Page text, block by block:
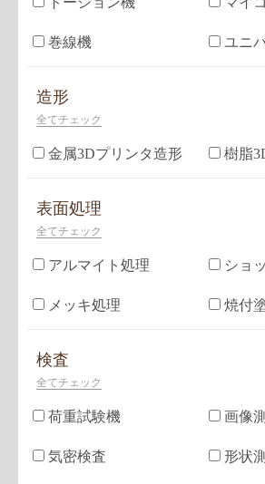
巻線機 ユニ
造形
全てチェック
金属3Dプリンタ造形 樹脂
表面処理
全てチェック
アルマイト処理 ショ
メッキ処理 焼付
検査
全てチェック
荷重試験機 画像
気密検査 形状